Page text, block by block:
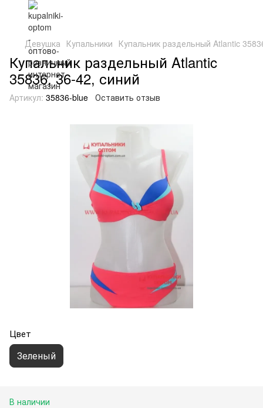
Девушка Купальники Купальник раздельный Atlantic
Купальник раздельный Atlantic
35836, 36-42, синий
Артикул: 35836-blue Оставить отзыв
Цвет
Зеленый
В наличии